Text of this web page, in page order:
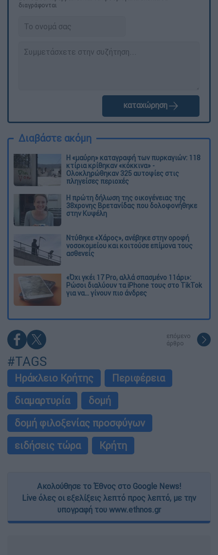
διαγράφονται
καταχώρηση
Διαβάστε ακόμη
Η «μαύρη» καταγραφή των πυρκαγιών: 118
κτίρια κρίθηκαν «κόκκινα» -
Ολοκληρώθηκαν 325 αυτοψίες στις
πληγείσες περιοχές
Η πρώτη δήλωση της οικογένειας της
38χρονης Βρετανίδας που δολοφονήθηκε
στην Κυψέλη
Ντύθηκε «Χάρος», ανέβηκε στην οροφή
νοσοκομείου και κοιτούσε επίμονα τους
ασθενείς
«Όχι γκέι 17 Pro, αλλά σπασμένο 11άρι»:
Ρώσοι διαλύουν τα iPhone τους στο TikTok
για να... γίνουν πιο άνδρες
επόμενο
άρθρο
#TAGS
Ηράκλειο Κρήτης
Περιφέρεια
διαμαρτυρία
δομή
δομή φιλοξενίας προσφύγων
ειδήσεις τώρα
Κρήτη
Ακολούθησε το Έθνος στο Google News!
Live όλες οι εξελίξεις λεπτό προς λεπτό, με την
υπογραφή του www.ethnos.gr